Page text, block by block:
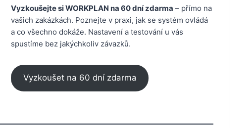
Vyzkoušejte si WORKPLAN na 60 dní zdarma – přímo na
vašich zakázkách. Poznejte v praxi, jak se systém ovládá
a co všechno dokáže. Nastavení a testování u vás
spustíme bez jakýchkoliv závazků.
Vyzkoušet na 60 dní zdarma